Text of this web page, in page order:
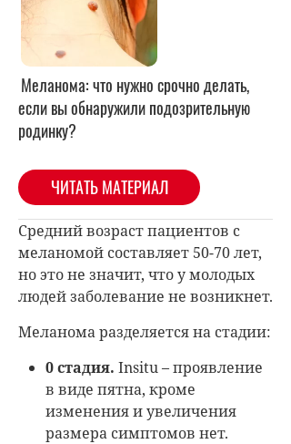
Меланома: что нужно срочно делать,
если вы обнаружили подозрительную
родинку?
ЧИТАТЬ МАТЕРИАЛ
Средний возраст пациентов с
меланомой составляет 50-70 лет,
но это не значит, что у молодых
людей заболевание не возникнет.
Меланома разделяется на стадии:
0 стадия. Insitu – проявление
в виде пятна, кроме
изменения и увеличения
размера симптомов нет.